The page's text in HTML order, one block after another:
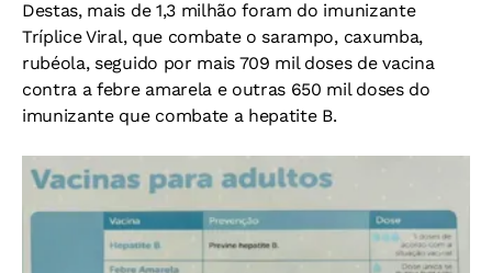
Destas, mais de 1,3 milhão foram do imunizante
Tríplice Viral, que combate o sarampo, caxumba,
rubéola, seguido por mais 709 mil doses de vacina
contra a febre amarela e outras 650 mil doses do
imunizante que combate a hepatite B.